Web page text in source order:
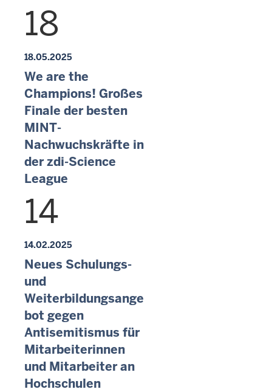
18
18.05.2025
We are the
Champions! Großes
Finale der besten
MINT-
Nachwuchskräfte in
der zdi-Science
League
14
14.02.2025
Neues Schulungs-
und
Weiterbildungsange
bot gegen
Antisemitismus für
Mitarbeiterinnen
und Mitarbeiter an
Hochschulen